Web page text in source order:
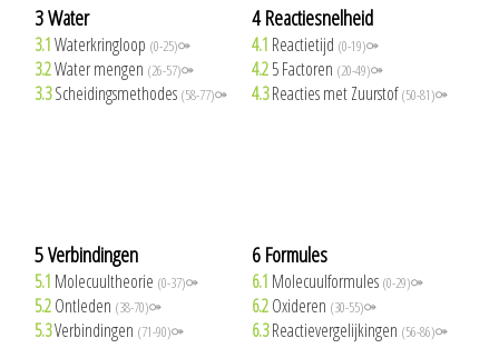
3 Water
3.1Waterkringloop (0-25)⚩
3.2Water mengen (26-57)⚩
3.3Scheidingsmethodes (58-77)⚩
4 Reactiesnelheid
4.1 Reactietijd (0-19)⚩
4.25 Factoren (20-49)⚩
4.3Reacties met Zuurstof(50-81)⚩
5 Verbindingen
5.1 Molecuultheorie (0-37)⚩
5.2Ontleden (38-70)⚩
5.3Verbindingen (71-90)⚩
6 Formules
6.1 Molecuulformules (0-29)⚩
6.2Oxideren (30-55)⚩
6.3Reactievergelijkingen (56-86)⚩